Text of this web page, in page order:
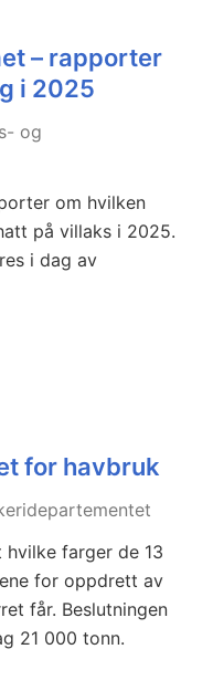
– rapporter
i 2025
og
om hvilken
på villaks i 2025.
i dag av
for havbruk
hvilke farger de 13
for oppdrett av
får. Beslutningen
21 000 tonn.